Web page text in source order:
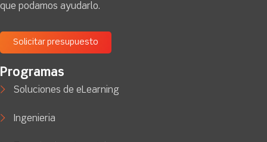
que podamos ayudarlo.
Solicitar presupuesto
Programas
Soluciones de eLearning
Ingenieria